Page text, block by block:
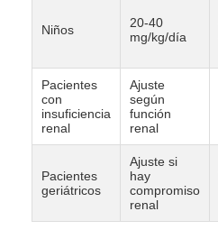
Niños
20-40
mg/kg/día
Pacientes
con
insuficiencia
renal
Ajuste
según
función
renal
Pacientes
geriátricos
Ajuste si
hay
compromiso
renal